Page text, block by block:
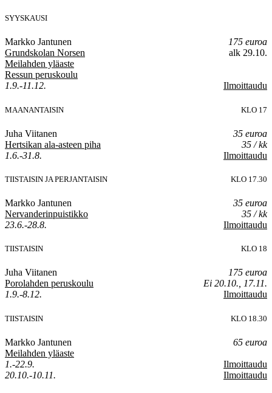
SYYSKAUSI
Markko Jantunen
175 euroa
Grundskolan Norsen
alk 29.10.
Meilahden yläaste
Ressun peruskoulu
1.9.-11.12.
Ilmoittaudu
MAANANTAISIN KLO 17
Juha Viitanen
35 euroa
Hertsikan ala-asteen piha
35 / kk
1.6.-31.8.
Ilmoittaudu
TIISTAISIN JA PERJANTAISIN KLO 17.30
Markko Jantunen
35 euroa
Nervanderinpuistikko
35 / kk
23.6.-28.8.
Ilmoittaudu
TIISTAISIN KLO 18
Juha Viitanen
175 euroa
Porolahden peruskoulu
Ei 20.10., 17.11.
1.9.-8.12.
Ilmoittaudu
TIISTAISIN KLO 18.30
Markko Jantunen
65 euroa
Meilahden yläaste
1.-22.9.
Ilmoittaudu
20.10.-10.11.
Ilmoittaudu